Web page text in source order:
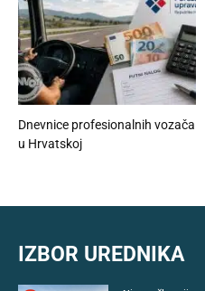
Dnevnice profesionalnih vozača
u Hrvatskoj
IZBOR UREDNIKA